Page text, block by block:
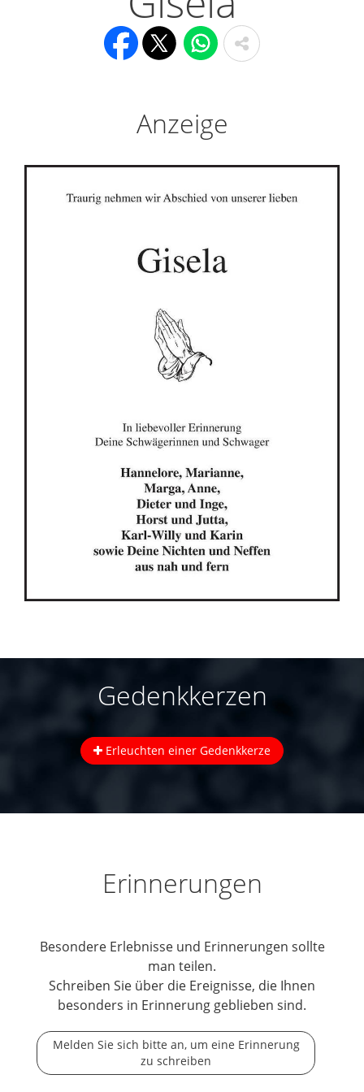
Anzeige
Gedenkkerzen
Erleuchten einer Gedenkkerze
Erinnerungen
Besondere Erlebnisse und Erinnerungen sollte
man teilen.
Schreiben Sie über die Ereignisse, die Ihnen
besonders in Erinnerung geblieben sind.
Melden Sie sich bitte an, um eine Erinnerung
zu schreiben